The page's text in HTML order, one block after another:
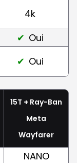
4k
Oui
Oui
15T + Ray-Ban
Meta
Wayfarer
NANO